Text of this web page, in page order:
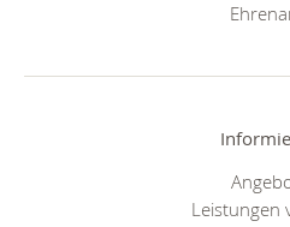
Leistungen